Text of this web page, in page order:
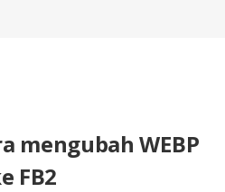
mengubah WEBP
FB2